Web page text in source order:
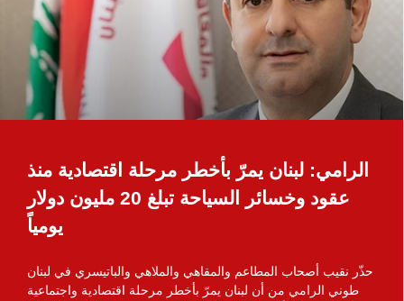
الرامي: لبنان يمرّ بأخطر مرحلة اقتصادية منذ
عقود وخسائر السياحة تبلغ 20 مليون دولار
يومياً
حذّر نقيب أصحاب المطاعم والمقاهي والملاهي والباتيسري في لبنان
طوني الرامي من أن لبنان يمرّ بأخطر مرحلة اقتصادية واجتماعية